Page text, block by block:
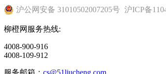
沪公网安备 31010502007205号 沪ICP备
柳橙网服务热线:
4008-900-916
4008-109-912